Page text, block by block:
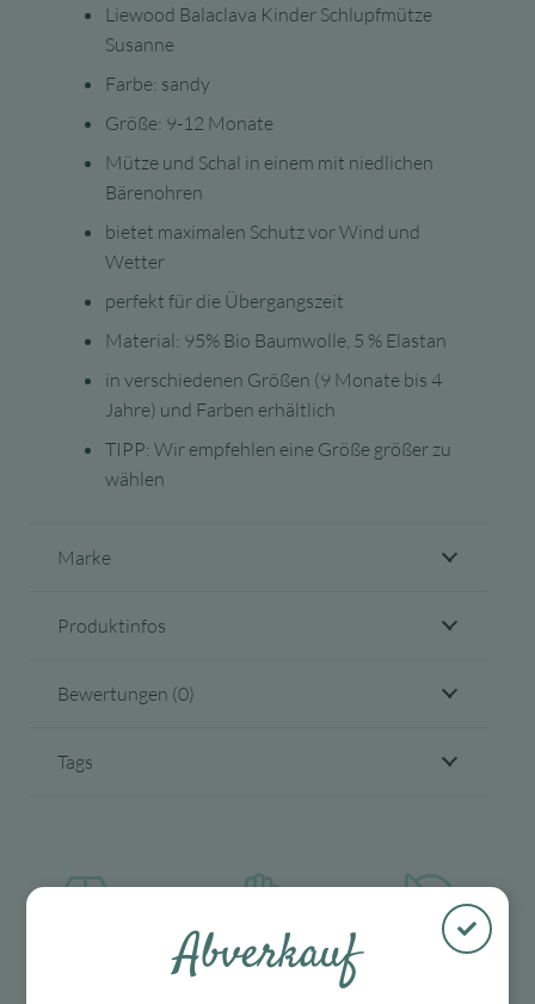
Liewood Balaclava Kinder Schlupfmütze
Susanne
Farbe: sandy
Größe: 9-12 Monate
Mütze und Schal in einem mit niedlichen
Bärenohren
bietet maximalen Schutz vor Wind und
Wetter
perfekt für die Übergangszeit
Material: 95% Bio Baumwolle, 5 % Elastan
in verschiedenen Größen (9 Monate bis 4
Jahre) und Farben erhältlich
TIPP: Wir empfehlen eine Größe größer zu
wählen
Marke
Produktinfos
Bewertungen (0)
Tags
Mit viel Liebe
Abverkauf